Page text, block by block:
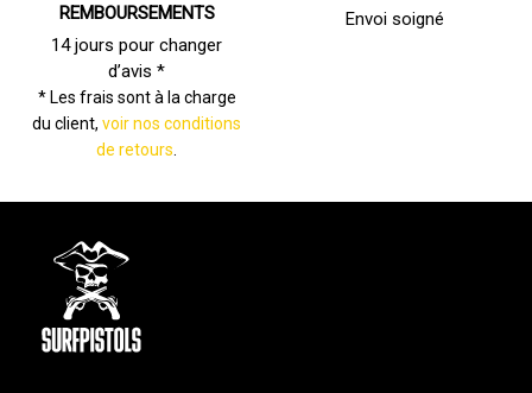
REMBOURSEMENTS
14 jours pour changer
d’avis *
* Les frais sont à la charge
du client,voir nos conditions
de retours
Envoi soigné